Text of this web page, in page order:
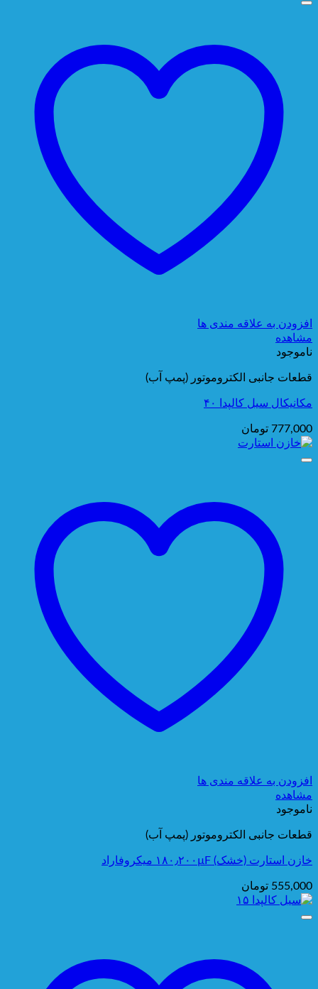
افزودن به علاقه مندی ها
مشاهده
ناموجود
قطعات جانبی الکتروموتور (پمپ آب)
مکانیکال سیل کالپدا ۴۰
777,000 تومان
افزودن به علاقه مندی ها
مشاهده
ناموجود
قطعات جانبی الکتروموتور (پمپ آب)
خازن استارت (خشک) ۱۸۰٫۲۰۰µF میکروفاراد
555,000 تومان